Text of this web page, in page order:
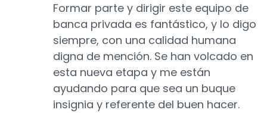
Formar parte y dirigir este equipo de
banca privada es fantástico, y lo digo
siempre, con una calidad humana
digna de mención. Se han volcado en
esta nueva etapa y me están
ayudando para que sea un buque
insignia y referente del buen hacer.